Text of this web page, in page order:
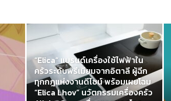
“Elica” แบรนด์เครื่องใช้ไฟฟ้าใน
ครัวระดับพรีเมียมจากอิตาลี ผู้ฉีก
ทุกกฎแห่งงานดีไซน์ พร้อมเผยโฉม
“Elica Lhov” นวัตกรรมเครื่องครัว
วงเสวนาเดือด ชี้ ‘ถอดบทเรียนไฟ
ไหม้ผับ’ ยังไม่พอ หลังเกิด
โศกนาฏกรรมซ้ำซาก เร่งแก้
กฎหมายสถานบริการ วางนิยาม